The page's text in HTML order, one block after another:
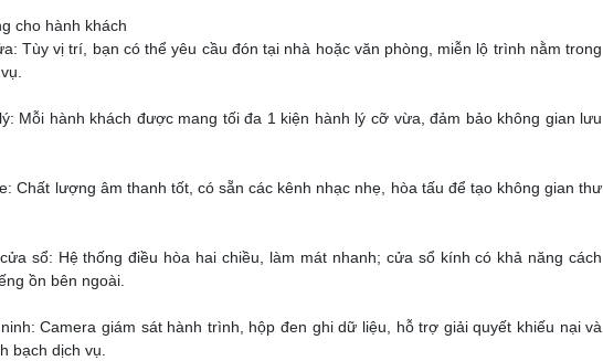
cho hành khách
Tùy vị trí, bạn có thể yêu cầu đón tại nhà hoặc văn phòng, miễn lộ trình nằm trong
Mỗi hành khách được mang tối đa 1 kiện hành lý cỡ vừa, đảm bảo không gian lưu
Chất lượng âm thanh tốt, có sẵn các kênh nhạc nhẹ, hòa tấu để tạo không gian thư
sổ: Hệ thống điều hòa hai chiều, làm mát nhanh; cửa sổ kính có khả năng cách
ồn bên ngoài.
Camera giám sát hành trình, hộp đen ghi dữ liệu, hỗ trợ giải quyết khiếu nại và
bạch dịch vụ.